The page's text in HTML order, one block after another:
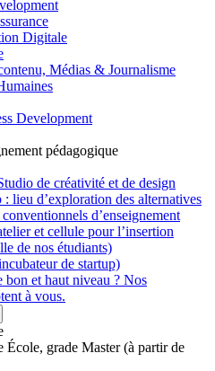
Digitale
Médias & Journalisme
Development
pédagogique
de créativité et de design
lieu d’exploration des alternatives
d’enseignement
et cellule pour l’insertion
de nos étudiants)
de startup)
bon et haut niveau ? Nos
à vous.
École, grade Master (à partir de